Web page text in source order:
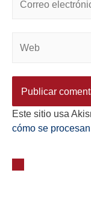
Este sitio usa
cómo se